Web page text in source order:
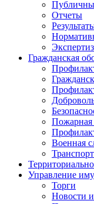
Отчеты
Гражданская
Пожарная
Военная
Управление
Торги
Новости